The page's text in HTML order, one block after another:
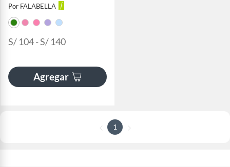
Por FALABELLA
S/ 104 - S/ 140
Agregar
1